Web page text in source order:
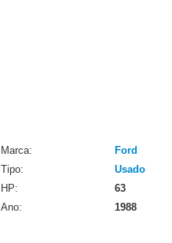
Marca:
Ford
Tipo:
Usado
HP:
63
Ano:
1988